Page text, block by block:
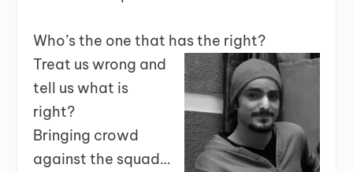
Who’s the one that has the right?
Treat us wrong and
tell us what is
right?
Bringing crowd
against the squad…